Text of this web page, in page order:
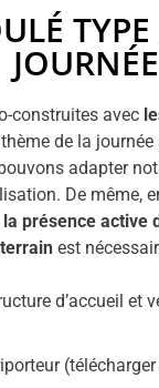
JOURNÉE
construites avec
de la
adapter
De même,
la présence active
terrain est
d’accueil et